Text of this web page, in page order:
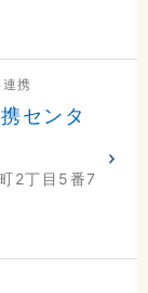
携
センタ
2丁目5番7